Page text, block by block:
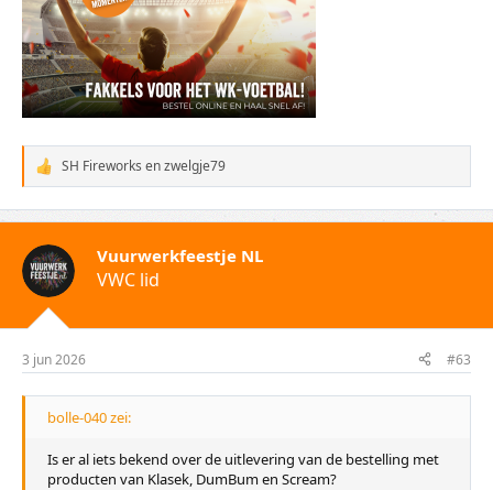
W
a
a
r
d
e
r
i
n
e
n
SH Fireworks enzwelgje79
Vuurwerkfeestje NL
VWC lid
3 jun 2026 #63
bolle-040 zei:
Is er al iets bekend over de uitlevering van de bestelling met
producten van Klasek, DumBum en Scream?